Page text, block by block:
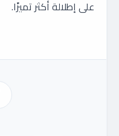
على إطلالة أكثر تميزًا.